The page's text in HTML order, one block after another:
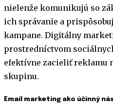
nielenže komunikujú so
ich správanie a
kampane. Digitálny
prostredníctvom
efektívne zacieliť reklamu
skupinu.
Email marketing ako účinný